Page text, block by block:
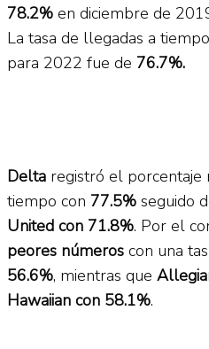
78.2% en diciembre de
La tasa de llegadas a
para 2022 fue de 76.7%.
Delta registró el porcentaje
tiempo con 77.5% seguido
United con 71.8%. Por el
peores números con una
56.6%, mientras que
Hawaiian con 58.1%.